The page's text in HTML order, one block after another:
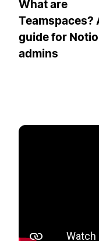
What are
Teamspaces?
guide for
admins